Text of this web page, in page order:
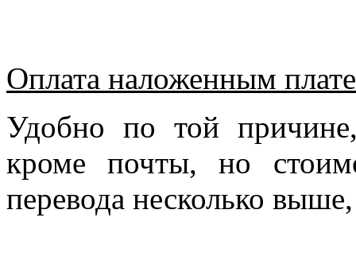
Оплата наложенным
Удобно по той
кроме почты, но
перевода несколько